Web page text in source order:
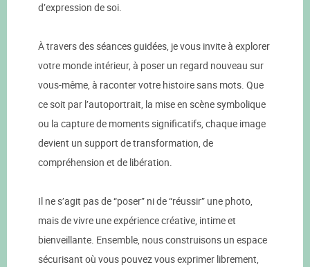
d’expression de soi.
À travers des séances guidées, je vous invite à explorer
votre monde intérieur, à poser un regard nouveau sur
vous-même, à raconter votre histoire sans mots. Que
ce soit par l’autoportrait, la mise en scène symbolique
ou la capture de moments significatifs, chaque image
devient un support de transformation, de
compréhension et de libération.
Il ne s’agit pas de “poser” ni de “réussir” une photo,
mais de vivre une expérience créative, intime et
bienveillante. Ensemble, nous construisons un espace
sécurisant où vous pouvez vous exprimer librement,